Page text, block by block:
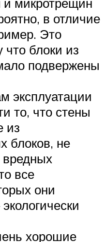
в отличие
Это
что блоки из
подвержены
эксплуатации
то, что стены
из
блоков, не
все
они
хорошие